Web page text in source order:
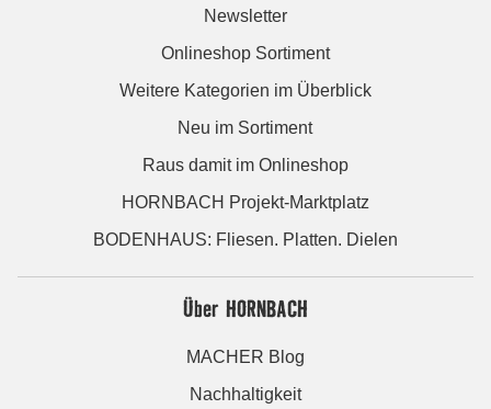
Newsletter
Onlineshop Sortiment
Weitere Kategorien im Überblick
Neu im Sortiment
Raus damit im Onlineshop
HORNBACH Projekt-Marktplatz
BODENHAUS: Fliesen. Platten. Dielen
Über HORNBACH
MACHER Blog
Nachhaltigkeit